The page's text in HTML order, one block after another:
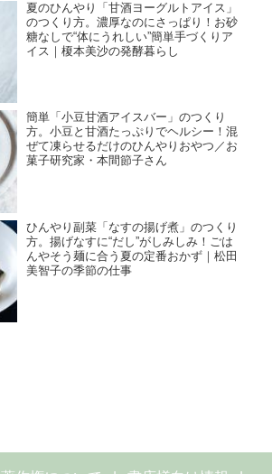
夏のひんやり「甘酒ヨーグルトアイス」
のつくり方。濃厚なのにさっぱり！お砂
糖なしで“体にうれしい”簡単手づくりア
イス｜榎本美沙の発酵暮らし
簡単「小豆甘酒アイスバー」のつくり
方。小豆と甘酒たっぷりでヘルシー！混
ぜて凍らせるだけのひんやりおやつ／お
菓子研究家・本間節子さん
ひんやり副菜「なすの揚げ煮」のつくり
方。揚げなすに“だし”がしみしみ！ごは
んやそう麺に合う夏の定番おかず｜松田
美智子の季節の仕事